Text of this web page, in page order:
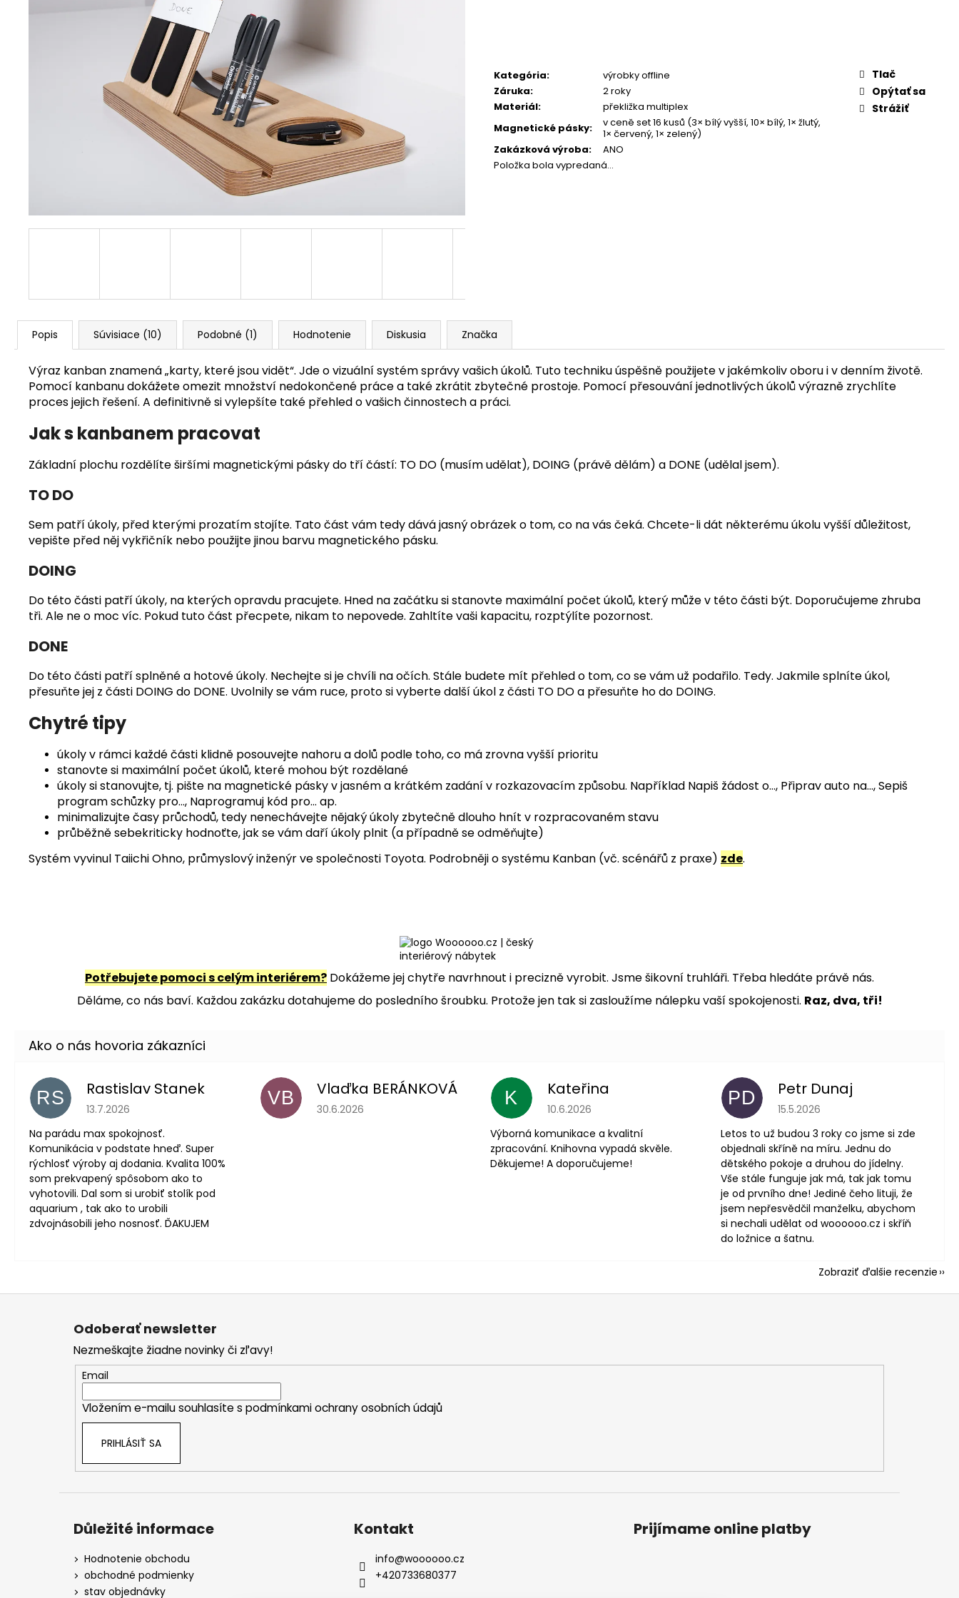
Kategória:
výrobky offline
Záruka:
2 roky
Materiál:
překližka multiplex
Magnetické pásky:
v ceně set 16 kusů (3× bílý vyšší, 10× bílý, 1× žlutý,
1× červený, 1× zelený)
Zakázková výroba:
ANO
Položka bola vypredaná…
Tlač
Opýtať sa
Strážiť
Popis Súvisiace (10) Podobné (1) Hodnotenie Diskusia Značka
Výraz kanban znamená „karty, které jsou vidět“. Jde o vizuální systém správy vašich úkolů. Tuto techniku úspěšně použijete v jakémkoliv oboru i v denním životě.
Pomocí kanbanu dokážete omezit množství nedokončené práce a také zkrátit zbytečné prostoje. Pomocí přesouvání jednotlivých úkolů výrazně zrychlíte
proces jejich řešení. A definitivně si vylepšíte také přehled o vašich činnostech a práci.
Jak s kanbanem pracovat
Základní plochu rozdělíte širšími magnetickými pásky do tří částí: TO DO (musím udělat), DOING (právě dělám) a DONE (udělal jsem).
TO DO
Sem patří úkoly, před kterými prozatím stojíte. Tato část vám tedy dává jasný obrázek o tom, co na vás čeká. Chcete-li dát některému úkolu vyšší důležitost,
vepište před něj vykřičník nebo použijte jinou barvu magnetického pásku.
DOING
Do této části patří úkoly, na kterých opravdu pracujete. Hned na začátku si stanovte maximální počet úkolů, který může v této části být. Doporučujeme zhruba
tři. Ale ne o moc víc. Pokud tuto část přecpete, nikam to nepovede. Zahltíte vaši kapacitu, rozptýlíte pozornost.
DONE
Do této části patří splněné a hotové úkoly. Nechejte si je chvíli na očích. Stále budete mít přehled o tom, co se vám už podařilo. Tedy. Jakmile splníte úkol,
přesuňte jej z části DOING do DONE. Uvolnily se vám ruce, proto si vyberte další úkol z části TO DO a přesuňte ho do DOING.
Chytré tipy
úkoly v rámci každé části klidně posouvejte nahoru a dolů podle toho, co má zrovna vyšší prioritu
stanovte si maximální počet úkolů, které mohou být rozdělané
úkoly si stanovujte, tj. pište na magnetické pásky v jasném a krátkém zadání v rozkazovacím způsobu. Například Napiš žádost o…, Připrav auto na…, Sepiš
program schůzky pro…, Naprogramuj kód pro… ap.
minimalizujte časy průchodů, tedy nenechávejte nějaký úkoly zbytečně dlouho hnít v rozpracovaném stavu
průběžně sebekriticky hodnoťte, jak se vám daří úkoly plnit (a případně se odměňujte)
Systém vyvinul Taiichi Ohno, průmyslový inženýr ve společnosti Toyota. Podrobněji o systému Kanban (vč. scénářů z praxe) zde.
Potřebujete pomoci s celým interiérem? Dokážeme jej chytře navrhnout i precizně vyrobit. Jsme šikovní truhláři. Třeba hledáte právě nás.
Děláme, co nás baví. Každou zakázku dotahujeme do posledního šroubku. Protože jen tak si zasloužíme nálepku vaší spokojenosti. Raz, dva, tři!
RS Rastislav Stanek
Hodnotenie obchodu je 5 z 5 hviezdičiek.
13.7.2026
Na parádu max spokojnosť.
Komunikácia v podstate hneď. Super
rýchlosť výroby aj dodania. Kvalita 100%
som prekvapený spôsobom ako to
vyhotovili. Dal som si urobiť stolík pod
aquarium , tak ako to urobili
zdvojnásobili jeho nosnosť. ĎAKUJEM
VB Vlaďka BERÁNKOVÁ
Hodnotenie obchodu je 5 z 5 hviezdičiek.
30.6.2026
K Kateřina
Hodnotenie obchodu je 5 z 5 hviezdičiek.
10.6.2026
Výborná komunikace a kvalitní
zpracování. Knihovna vypadá skvěle.
Děkujeme! A doporučujeme!
PD Petr Dunaj
Hodnotenie obchodu je 5 z 5
15.5.2026
Letos to už budou 3 roky co jsme si zde
objednali skříně na míru. Jednu do
dětského pokoje a druhou do jídelny.
Vše stále funguje jak má, tak jak tomu
je od prvního dne! Jediné čeho lituji, že
jsem nepřesvědčil manželku, abychom
si nechali udělat od woooooo.cz i skříň
do ložnice a šatnu.
Zobraziť ďalšie recenzie
Z
Odoberať newsletter
Nezmeškajte žiadne novinky či zľavy!
Email
Vložením e-mailu souhlasíte s podmínkami ochrany osobních údajů
PRIHLÁSIŤ SA
Důležité informace
Hodnotenie obchodu
obchodné podmienky
stav objednávky
Kontakt
info@woooooo.cz
+420733680377
Prijímame online platby